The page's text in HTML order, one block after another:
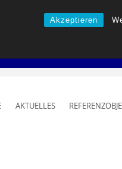
Akzeptieren
AKTUELLES